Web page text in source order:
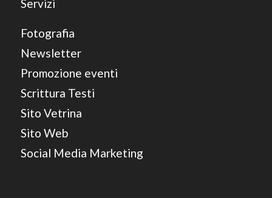
Servizi
Fotografia
Newsletter
Promozione eventi
Scrittura Testi
Sito Vetrina
Sito Web
Social Media Marketing